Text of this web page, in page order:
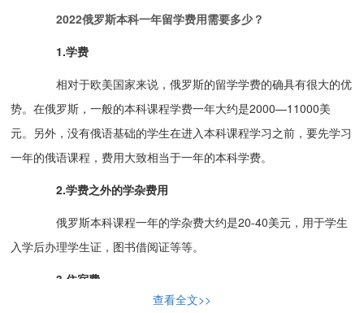
2022俄罗斯本科一年留学费用需要多少？
1.学费
相对于欧美国家来说，俄罗斯的留学学费的确具有很大的优
势。在俄罗斯，一般的本科课程学费一年大约是2000—11000美
元。另外，没有俄语基础的学生在进入本科课程学习之前，要先学习
一年的俄语课程，费用大致相当于一年的本科学费。
2.学费之外的学杂费用
俄罗斯本科课程一年的学杂费大约是20-40美元，用于学生
入学后办理学生证，图书借阅证等等。
3.住宿费
查看全文>>